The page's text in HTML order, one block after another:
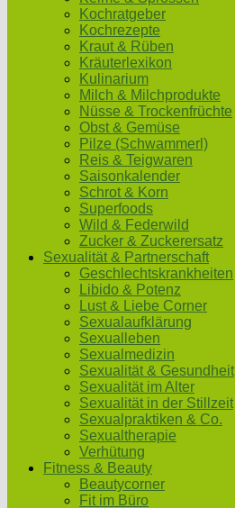
Kochratgeber
Kochrezepte
Kraut & Rüben
Kräuterlexikon
Kulinarium
Milch & Milchprodukte
Nüsse & Trockenfrüchte
Obst & Gemüse
Pilze (Schwammerl)
Reis & Teigwaren
Saisonkalender
Schrot & Korn
Superfoods
Wild & Federwild
Zucker & Zuckerersatz
Sexualität & Partnerschaft
Geschlechtskrankheiten
Libido & Potenz
Lust & Liebe Corner
Sexualaufklärung
Sexualleben
Sexualmedizin
Sexualität & Gesundheit
Sexualität im Alter
Sexualität in der Stillzeit
Sexualpraktiken & Co.
Sexualtherapie
Verhütung
Fitness & Beauty
Beautycorner
Fit im Büro